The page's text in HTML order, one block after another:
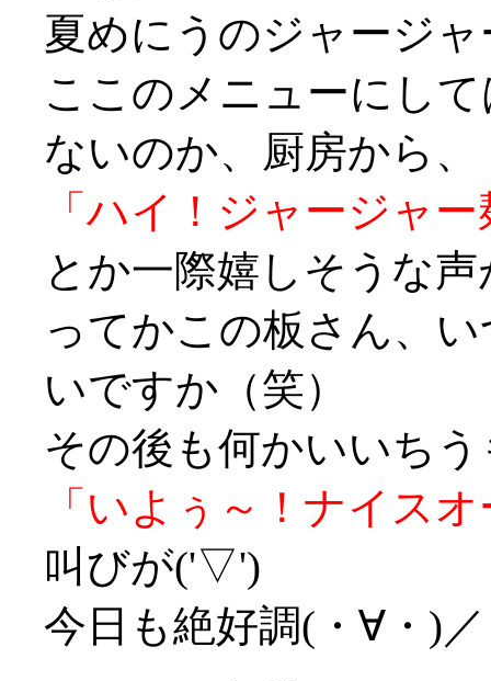
夏めにうのジャージ
ここのメニューにし
ないのか、厨房から、
「ハイ！ジャージャ
とか一際嬉しそうな
ってかこの板さん、
いですか（笑）
その後も何かいいち
「いよぅ～！ナイス
叫びが('▽')
今日も絶好調(・∀・)／